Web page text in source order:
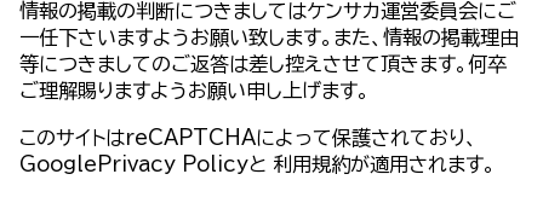
情報の掲載の判断につきましてはケンサカ運営委員会にご
一任下さいますようお願い致します。また、情報の掲載理由
等につきましてのご返答は差し控えさせて頂きます。何卒
ご理解賜りますようお願い申し上げます。
このサイトはreCAPTCHAによって保護されており、
GooglePrivacy Policyと 利用規約が適用されます。